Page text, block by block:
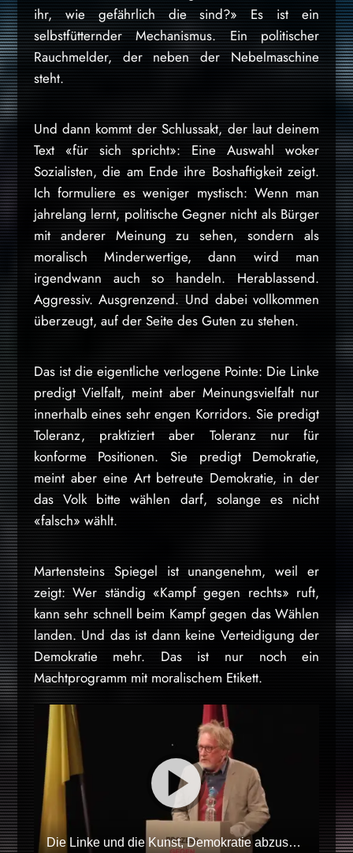
ihr, wie gefährlich die sind?» Es ist ein
selbstfütternder Mechanismus. Ein politischer
Rauchmelder, der neben der Nebelmaschine
steht.
Und dann kommt der Schlussakt, der laut deinem
Text «für sich spricht»: Eine Auswahl woker
Sozialisten, die am Ende ihre Boshaftigkeit zeigt.
Ich formuliere es weniger mystisch: Wenn man
jahrelang lernt, politische Gegner nicht als Bürger
mit anderer Meinung zu sehen, sondern als
moralisch Minderwertige, dann wird man
irgendwann auch so handeln. Herablassend.
Aggressiv. Ausgrenzend. Und dabei vollkommen
überzeugt, auf der Seite des Guten zu stehen.
Das ist die eigentliche verlogene Pointe: Die Linke
predigt Vielfalt, meint aber Meinungsvielfalt nur
innerhalb eines sehr engen Korridors. Sie predigt
Toleranz, praktiziert aber Toleranz nur für
konforme Positionen. Sie predigt Demokratie,
meint aber eine Art betreute Demokratie, in der
das Volk bitte wählen darf, solange es nicht
«falsch» wählt.
Martensteins Spiegel ist unangenehm, weil er
zeigt: Wer ständig «Kampf gegen rechts» ruft,
kann sehr schnell beim Kampf gegen das Wählen
landen. Und das ist dann keine Verteidigung der
Demokratie mehr. Das ist nur noch ein
Machtprogramm mit moralischem Etikett.
Die Linke und die Kunst, Demokratie abzuschaffen, um sie zu retten